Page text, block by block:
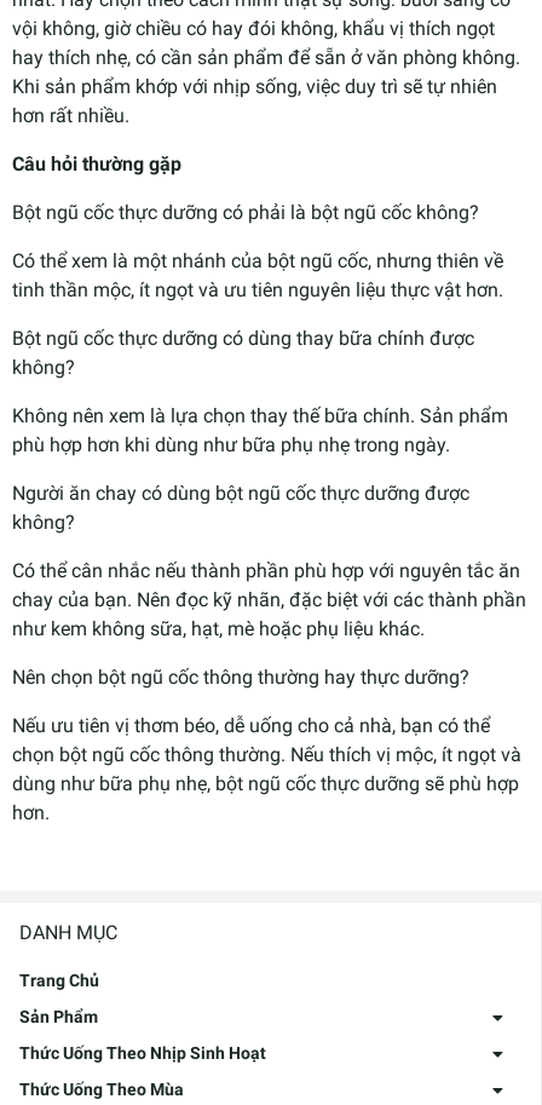
DANH MỤC
Trang Chủ
Sản Phẩm
Thức Uống Theo Nhịp Sinh Hoạt
Thức Uống Theo Mùa
vội không, giờ chiều có hay đói không, khẩu vị thích ngọt
hay thích nhẹ, có cần sản phẩm để sẵn ở văn phòng không.
Khi sản phẩm khớp với nhịp sống, việc duy trì sẽ tự nhiên
hơn rất nhiều.
Câu hỏi thường gặp
Bột ngũ cốc thực dưỡng có phải là bột ngũ cốc không?
Có thể xem là một nhánh của bột ngũ cốc, nhưng thiên về
tinh thần mộc, ít ngọt và ưu tiên nguyên liệu thực vật hơn.
Bột ngũ cốc thực dưỡng có dùng thay bữa chính được
không?
Không nên xem là lựa chọn thay thế bữa chính. Sản phẩm
phù hợp hơn khi dùng như bữa phụ nhẹ trong ngày.
Người ăn chay có dùng bột ngũ cốc thực dưỡng được
không?
Có thể cân nhắc nếu thành phần phù hợp với nguyên tắc ăn
chay của bạn. Nên đọc kỹ nhãn, đặc biệt với các thành phần
như kem không sữa, hạt, mè hoặc phụ liệu khác.
Nên chọn bột ngũ cốc thông thường hay thực dưỡng?
Nếu ưu tiên vị thơm béo, dễ uống cho cả nhà, bạn có thể
chọn bột ngũ cốc thông thường. Nếu thích vị mộc, ít ngọt và
dùng như bữa phụ nhẹ, bột ngũ cốc thực dưỡng sẽ phù hợp
hơn.